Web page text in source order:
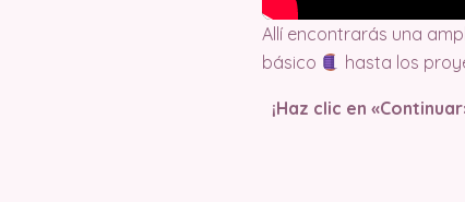
Allí encontrarás una
básico
hasta los
¡Haz clic en